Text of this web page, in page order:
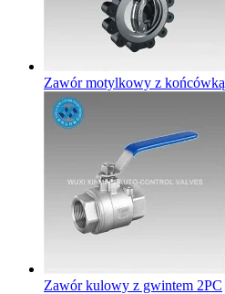
Zawór motylkowy z końcówką
Zawór kulowy z gwintem 2PC